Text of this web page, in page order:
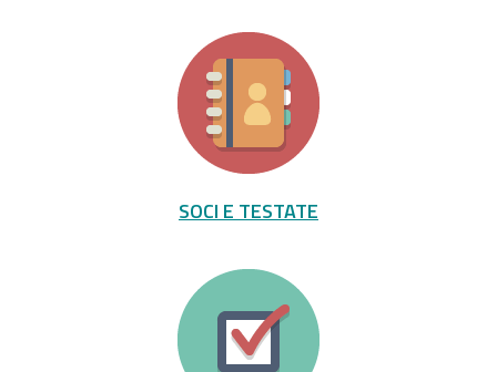
SOCI E TESTATE